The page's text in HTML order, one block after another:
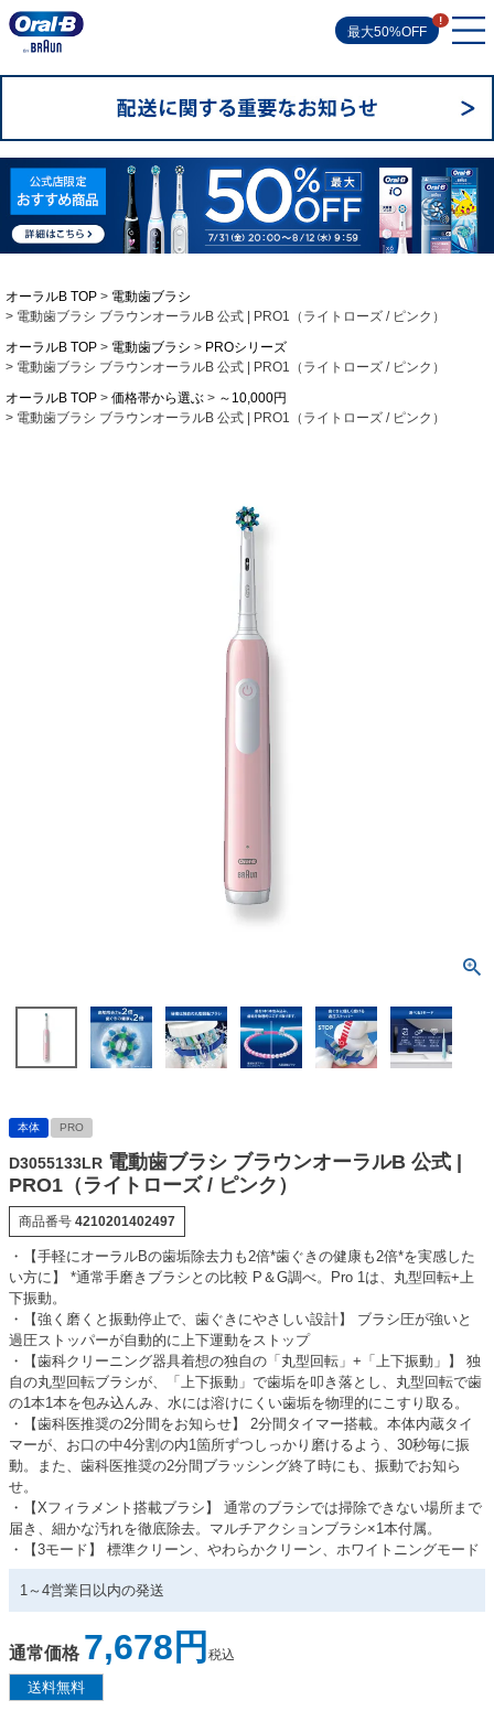
最大50%OFF
オーラルB TOP
電動歯ブラシ
電動歯ブラシ ブラウンオーラルB 公式 | PRO1（ライトローズ / ピンク）
オーラルB TOP
電動歯ブラシ
PROシリーズ
電動歯ブラシ ブラウンオーラルB 公式 | PRO1（ライトローズ / ピンク）
オーラルB TOP
価格帯から選ぶ
～10,000円
電動歯ブラシ ブラウンオーラルB 公式 | PRO1（ライトローズ / ピンク）
本体 PRO
D3055133LR 電動歯ブラシ ブラウンオーラルB 公式 |
PRO1（ライトローズ / ピンク）
商品番号 4210201402497
・【手軽にオーラルBの歯垢除去力も2倍*歯ぐきの健康も2倍*を実感した
い方に】 *通常手磨きブラシとの比較 P＆G調べ。Pro 1は、丸型回転+上
下振動。
・【強く磨くと振動停止で、歯ぐきにやさしい設計】 ブラシ圧が強いと
過圧ストッパーが自動的に上下運動をストップ
・【歯科クリーニング器具着想の独自の「丸型回転」+「上下振動」】 独
自の丸型回転ブラシが、「上下振動」で歯垢を叩き落とし、丸型回転で歯
の1本1本を包み込んみ、水には溶けにくい歯垢を物理的にこすり取る。
・【歯科医推奨の2分間をお知らせ】 2分間タイマー搭載。本体内蔵タイ
マーが、お口の中4分割の内1箇所ずつしっかり磨けるよう、30秒毎に振
動。また、歯科医推奨の2分間ブラッシング終了時にも、振動でお知ら
せ。
・【Xフィラメント搭載ブラシ】 通常のブラシでは掃除できない場所まで
届き、細かな汚れを徹底除去。マルチアクションブラシ×1本付属。
・【3モード】 標準クリーン、やわらかクリーン、ホワイトニングモード
1～4営業日以内の発送
通常価格 7,678 税込